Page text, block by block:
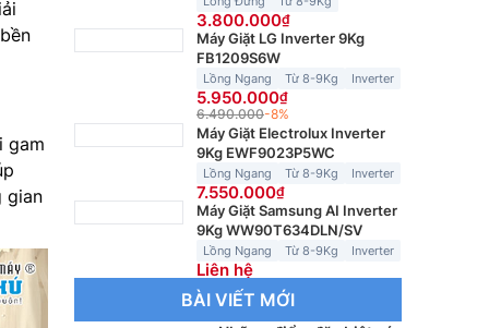
gam
gian
3.800.000
Máy Giặt LG Inverter 9Kg
FB1209S6W
Lồng Ngang Từ 8-9Kg Inverter
5.950.000
6.490.000-8%
Máy Giặt Electrolux Inverter
9Kg EWF9023P5WC
Lồng Ngang Từ 8-9Kg Inverter
7.550.000
Máy Giặt Samsung AI Inverter
9Kg WW90T634DLN/SV
Lồng Ngang Từ 8-9Kg Inverter
Liên hệ
BÀI VIẾT MỚI